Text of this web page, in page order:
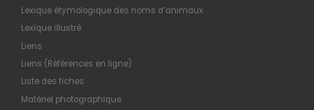
Lexique étymologique des noms d’animaux
Lexique illustré
Liens
Liens (Références en ligne)
Liste des fiches
Matériel photographique